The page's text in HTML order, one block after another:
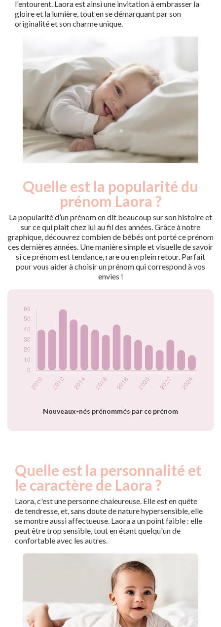
l'entourent. Laora est ainsi une invitation à embrasser la
gloire et la lumière, tout en se démarquant par son
originalité et son charme unique.
Quelle est la popularité du
prénom Laora ?
La popularité d’un prénom en dit beaucoup sur son histoire et
sur ce qui plaît chez lui au fil des années. Grâce à notre
graphique, découvrez combien de bébés ont porté ce prénom
ces dernières années. Une manière simple et visuelle de savoir
si ce prénom est tendance, rare ou en plein retour. Parfait
pour vous aider à choisir un prénom qui correspond à vos
envies !
Nouveaux-nés prénommés par ce prénom
Popularité du
Année
Nouveaux-
nés
2010
40
2011
40
2012
60
2013
50
2014
45
2015
40
2019
2021
20
2022
2023
15
Quelle est la personnalité et
le caractère de Laora ?
Laora, c'est une personne chaleureuse. Elle est en quête
de tendresse, et, sans doute de nature hypersensible, elle
se montre aussi affectueuse. Laora a un point faible : elle
peut être trop sensible, tout en étant quelqu'un de
confortable avec les autres.